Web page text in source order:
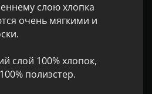
слою хлопка
очень мягкими и
слой 100% хлопок,
полиэстер.